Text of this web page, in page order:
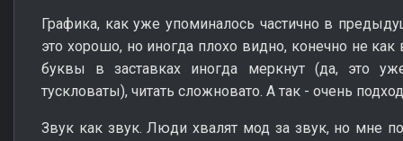
Графика, как уже упоминалось частично в
это хорошо, но иногда плохо видно, конечно не
буквы в заставках иногда меркнут (да, это
тускловаты), читать сложновато. А так - очень
Звук как звук. Люди хвалят мод за звук, но мне